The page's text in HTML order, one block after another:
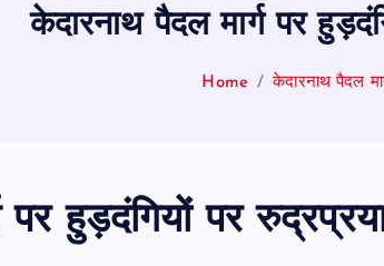
केदारनाथ पैदल मार्ग पर
Home केदारनाथ पैदल
पर हुड़दंगियों पर